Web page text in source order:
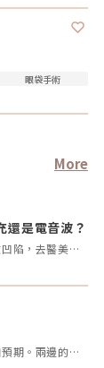
眼袋手術
More
還是電音波？
各位美女～想請問我目前的狀況是頰凹、夫妻宮、法令紋凹陷，去醫美診所諮詢，他是建議我電音波也要做，但療程下來要20萬左右，目前最困擾的是法令紋>頰凹>夫妻宮是先填充完再打電波嗎？還是先打電波再填充呢～～Â
十年前，我因為一時衝動決定做雙眼皮手術，結果並不如預期。兩邊的效果不對稱，一邊提了眼肌，一邊沒有。當時醫生說割寬一點會比較好看，但十年過去了，腫脹雖然消了，可是眼皮開始下垂，又讓我動了重修的念頭。但每次想到重修的風險、可能的失敗，以及花費，我就遲遲不敢行動。尤其看到一些人分享重修失敗的經驗，真的讓人害怕。現在的我，既想改善，又擔心失敗後會更加自卑。我很好奇，有沒有其他人也曾經面臨過類似的困擾？是什麼讓你們猶豫不決？是風險、費用，還是其他原因？這樣的修改方式更為自然，邀請大家分享自己的經歷和想法，而不是直接要求他們回答特定的問題。這樣可以讓討論更為自由和友好。